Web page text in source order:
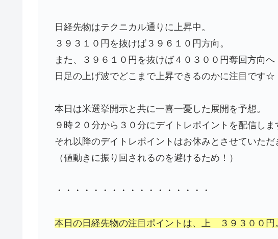
日経先物はテクニカル通りに上昇中。
３９３１０円を抜けば３９６１０円方向。
また、３９６１０円を抜けば４０３００円奪回方向へ
日足の上げ波でどこまで上昇できるのかに注目です☆
本日は米選挙開示と共に一喜一憂した展開を予想。
９時２０分から３０分にデイトレポイントを配信しま
それ以降のデイトレポイントはお休みとさせていただ
（値動きに振り回されるのを避けるため！）
・・・・・・・・・・・・・・・・・
本日の日経先物の注目ポイントは、上 ３９３００